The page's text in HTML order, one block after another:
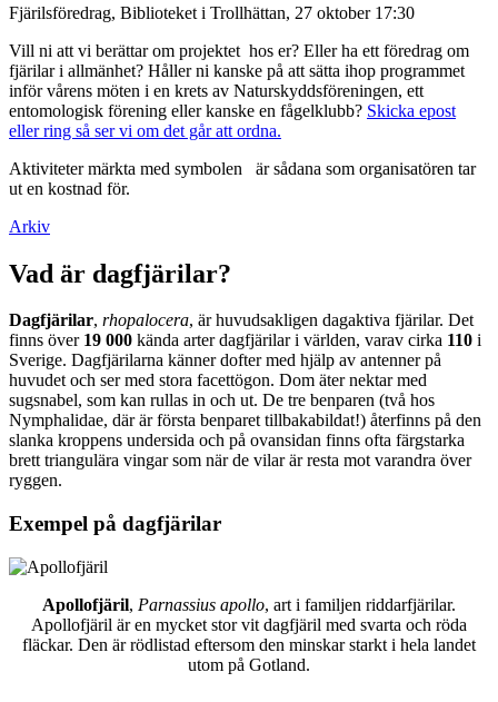
Fjärilsföredrag, Biblioteket i Trollhättan, 27 oktober 17:30
Vill ni att vi berättar om projektet hos er? Eller ha ett föredrag om
fjärilar i allmänhet? Håller ni kanske på att sätta ihop programmet
inför vårens möten i en krets av Naturskyddsföreningen, ett
entomologisk förening eller kanske en fågelklubb? Skicka epost
eller ring så ser vi om det går att ordna.
Aktiviteter märkta med symbolen
är sådana som organisatören tar
ut en kostnad för.
Arkiv
Vad är dagfjärilar?
Dagfjärilar, rhopalocera, är huvudsakligen dagaktiva fjärilar. Det
finns över 19 000 kända arter dagfjärilar i världen, varav cirka 110 i
Sverige. Dagfjärilarna känner dofter med hjälp av antenner på
huvudet och ser med stora facettögon. Dom äter nektar med
sugsnabel, som kan rullas in och ut. De tre benparen (två hos
Nymphalidae, där är första benparet tillbakabildat!) återfinns på den
slanka kroppens undersida och på ovansidan finns ofta färgstarka
brett triangulära vingar som när de vilar är resta mot varandra över
ryggen.
Exempel på dagfjärilar
Apollofjäril, Parnassius apollo, art i familjen riddarfjärilar.
Apollofjäril är en mycket stor vit dagfjäril med svarta och röda
fläckar. Den är rödlistad eftersom den minskar starkt i hela landet
utom på Gotland.